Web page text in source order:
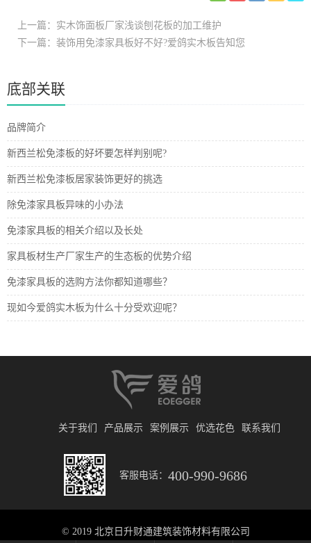
上一篇：实木饰面板厂家浅谈刨花板的加工维护
下一篇：装饰用免漆家具板好不好?爱鸽实木板告知您
底部关联
品牌简介
新西兰松免漆板的好坏要怎样判别呢?
新西兰松免漆板居家装饰更好的挑选
除免漆家具板异味的小办法
免漆家具板的相关介绍以及长处
家具板材生产厂家生产的生态板的优势介绍
免漆家具板的选购方法你都知道哪些？
现如今爱鸽实木板为什么十分受欢迎呢？
关于我们 产品展示 案例展示 优选花色 联系我们
客服电话： 400-990-9686
© 2019 北京日升财通建筑装饰材料有限公司